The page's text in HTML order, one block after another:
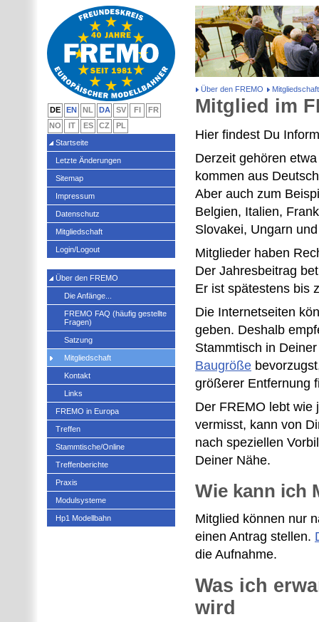
Über den FREMO Mitgliedschaft
Mitglied im
Hier findest Du
Derzeit gehören
kommen aus
Aber auch zum
Belgien, Italien,
Slovakei, Ungarn
Mitglieder haben
Der Jahresbeitrag
Er ist spätestens bis
Die Internetseiten
geben. Deshalb
Stammtisch in
Baugröße
größerer Entfernung
Der FREMO lebt wie
vermisst, kann von
nach speziellen
Deiner Nähe.
Wie kann ich
Mitglied können nur
einen Antrag stellen.
die Aufnahme.
Was ich
wird
DE EN NL DA SV FI
FR
NO
IT ES CZ
PL
Startseite
Letzte Änderungen
Sitemap
Impressum
Datenschutz
Mitgliedschaft
Login/Logout
Über den FREMO
Die Anfänge...
FREMO FAQ (häufig gestellte
Fragen)
Satzung
Mitgliedschaft
Kontakt
Links
FREMO in Europa
Treffen
Stammtische/Online
Treffenberichte
Praxis
Modulsysteme
Hp1 Modellbahn